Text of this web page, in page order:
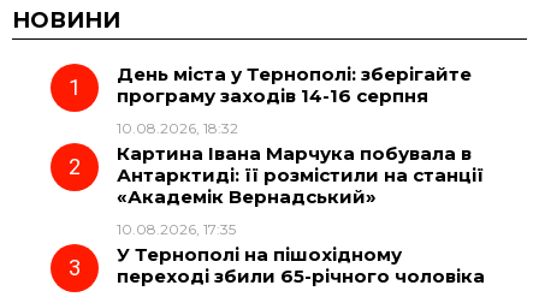
c
e
o
o
e
g
r
a
t
A
p
НОВИНИ
День міста у Тернополі: зберігайте
програму заходів 14-16 серпня
10.08.2026, 18:32
Картина Івана Марчука побувала в
Антарктиді: її розмістили на станції
«Академік Вернадський»
10.08.2026, 17:35
У Тернополі на пішохідному
переході збили 65-річного чоловіка